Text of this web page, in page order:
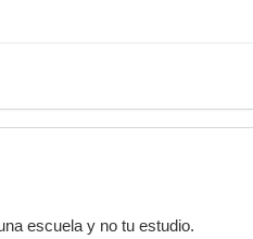
escuela y no tu estudio.